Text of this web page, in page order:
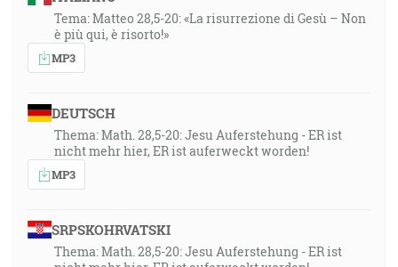
Tema: Matteo 28,5-20: «La risurrezione di Gesù – Non
è più qui, è risorto!»
MP3
DEUTSCH
Thema: Math. 28,5-20: Jesu Auferstehung - ER ist
nicht mehr hier, ER ist auferweckt worden!
MP3
SRPSKOHRVATSKI
Thema: Math. 28,5-20: Jesu Auferstehung - ER ist